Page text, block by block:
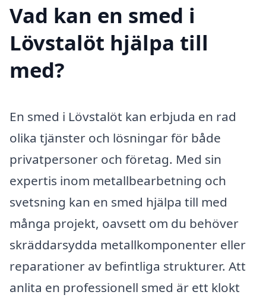
Vad kan en smed i
Lövstalöt hjälpa till
med?
En smed i Lövstalöt kan erbjuda en rad
olika tjänster och lösningar för både
privatpersoner och företag. Med sin
expertis inom metallbearbetning och
svetsning kan en smed hjälpa till med
många projekt, oavsett om du behöver
skräddarsydda metallkomponenter eller
reparationer av befintliga strukturer. Att
anlita en professionell smed är ett klokt